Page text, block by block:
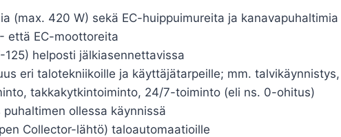
(max. 420 W) sekä EC-huippuimureita ja kanavapuhaltimia
että EC-moottoreita
helposti jälkiasennettavissa
eri talotekniikoille ja käyttäjätarpeille; mm.
takkakytkintoiminto, 24/7-toiminto (eli ns. 0-ohitus)
ollessa käynnissä
Collector-lähtö) taloautomaatioille